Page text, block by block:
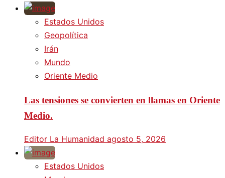
Estados Unidos
Geopolítica
Irán
Mundo
Oriente Medio
Las tensiones se convierten en llamas en Oriente
Medio.
Editor La Humanidad agosto 5, 2026
Estados Unidos